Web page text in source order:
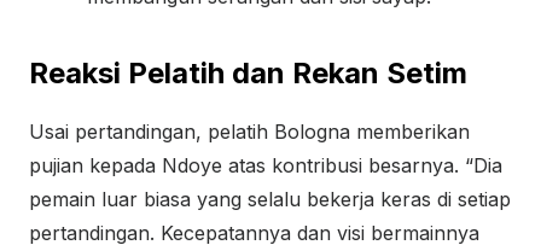
Reaksi Pelatih dan Rekan Setim
Usai pertandingan, pelatih Bologna memberikan
pujian kepada Ndoye atas kontribusi besarnya. “Dia
pemain luar biasa yang selalu bekerja keras di setiap
pertandingan. Kecepatannya dan visi bermainnya